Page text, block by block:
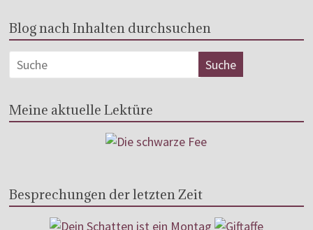
Blog nach Inhalten durchsuchen
Meine aktuelle Lektüre
Besprechungen der letzten Zeit